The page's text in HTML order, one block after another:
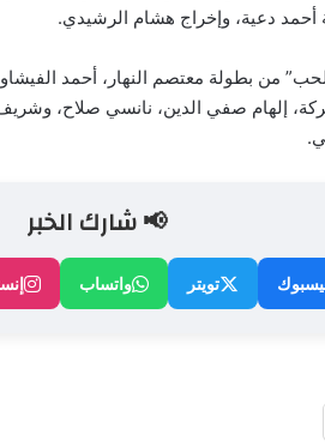
أحمد دعية، وإخراج هشام الرشيدي.
من بطولة معتصم النهار، أحمد
إلهام صفي الدين، نانسي صلاح،
📢 شارك الخبر
تويتر واتساب